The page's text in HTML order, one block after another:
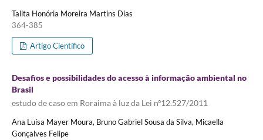
Talita Honória Moreira Martins Dias
364-385
Artigo Científico
Desafios e possibilidades do acesso à informação ambiental no
Brasil
estudo de caso em Roraima à luz da Lei nº12.527/2011
Ana Luísa Mayer Moura, Bruno Gabriel Sousa da Silva, Micaella
Gonçalves Felipe